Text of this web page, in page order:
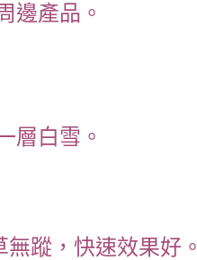
邊產品。
層白雪。
蹤，快速效果好。